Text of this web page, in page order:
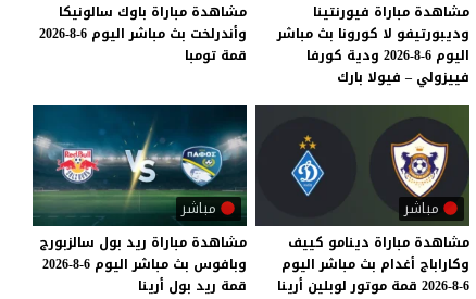
مشاهدة مباراة فيورنتينا
وديبورتيفو لا كورونا بث مباشر
اليوم 6-8-2026 ودية كورفا
فييزولي – فيولا بارك
مشاهدة مباراة باوك سالونيكا
وأندرلخت بث مباشر اليوم 6-8-2026
قمة تومبا
مباشر
مشاهدة مباراة دينامو كييف
وكاراباج أغدام بث مباشر اليوم
6-8-2026
قمة موتور لوبلين أرينا
مباشر
مشاهدة مباراة ريد بول سالزبورج
وبافوس بث مباشر اليوم 6-8-2026
قمة ريد بول أرينا